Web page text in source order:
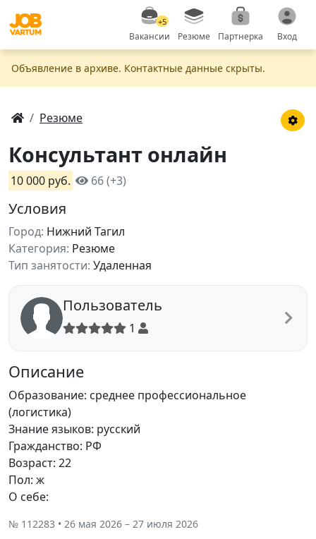
+5
Вакансии Резюме Партнерка Вход
Объявление в apxивe. Контактные данные скрыты.
Резюме
Консультант онлайн
10 000 руб. 66 (+3)
Условия
Город: Нижний Тагил
Категория: Резюме
Тип занятости: Удаленная
Пользователь
1
Описание
Образование: среднее профессиональное
(логистика)
Знание языков: русский
Гражданство: РФ
Возраст: 22
Пол: ж
О себе:
№ 112283 • 26 мая 2026 – 27 июля 2026